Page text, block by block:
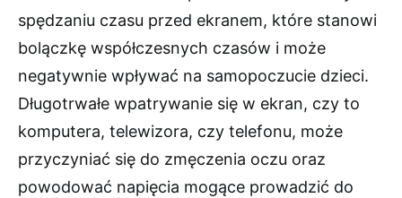
spędzaniu czasu przed ekranem, które stanowi
bolączkę współczesnych czasów i może
negatywnie wpływać na samopoczucie dzieci.
Długotrwałe wpatrywanie się w ekran, czy to
komputera, telewizora, czy telefonu, może
przyczyniać się do zmęczenia oczu oraz
powodować napięcia mogące prowadzić do